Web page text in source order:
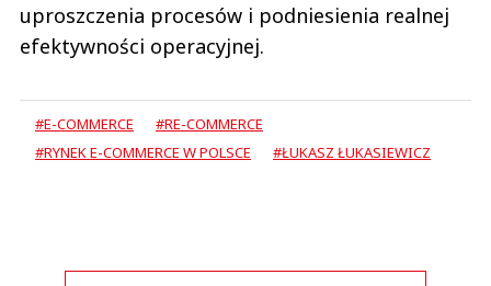
uproszczenia procesów i podniesienia realnej
efektywności operacyjnej.
#E-COMMERCE
#RE-COMMERCE
#RYNEK E-COMMERCE W POLSCE
#ŁUKASZ ŁUKASIEWICZ